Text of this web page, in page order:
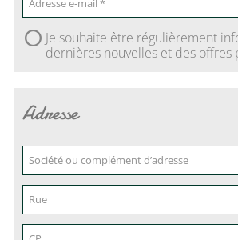
Je souhaite être régulièrement
dernières nouvelles et des offres
Adresse